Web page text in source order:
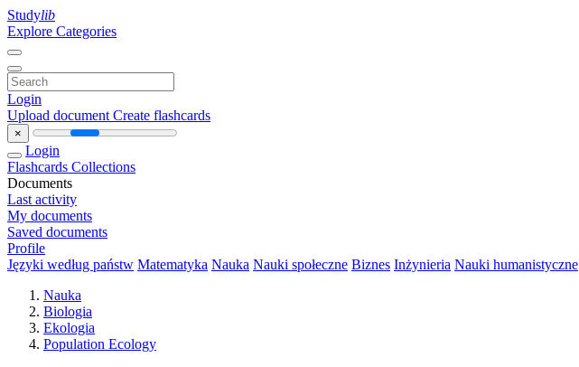
Studylib
Explore Categories
Login
Upload document Create flashcards
×
Login
Flashcards Collections
Documents
Last activity
My documents
Saved documents
Profile
Języki według państw Matematyka Nauka Nauki społeczne Biznes Inżynieria Nauki humanistyczne
Nauka
Biologia
Ekologia
Population Ecology